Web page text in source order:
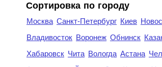
Cортировка по городу
Москва Санкт-Петербург Киев
Владивосток Воронеж Обнинск
Хабаровск Чита Вологда Астана